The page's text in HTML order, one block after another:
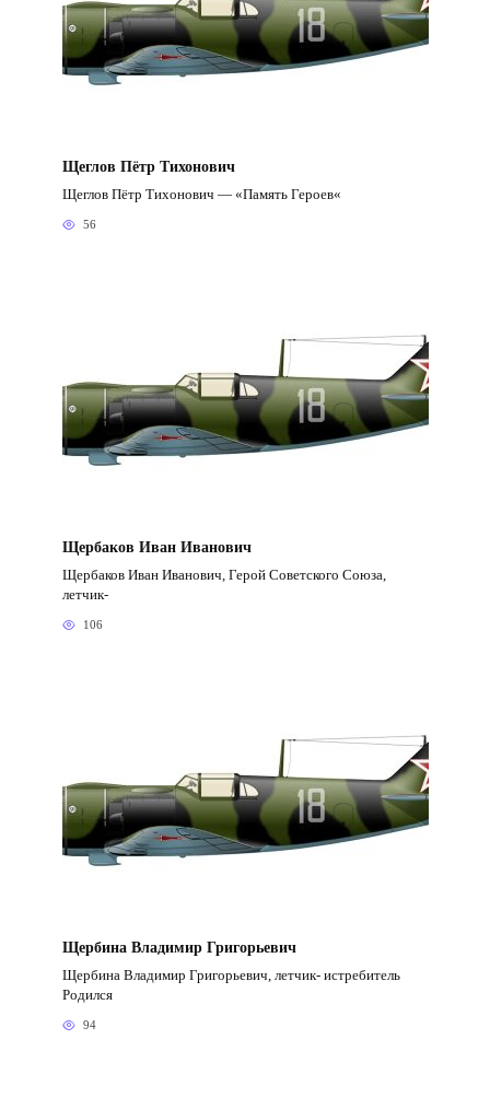
Щеглов Пётр Тихонович
Щеглов Пётр Тихонович — «Память Героев«
56
Щербаков Иван Иванович
Щербаков Иван Иванович, Герой Советского Союза,
летчик-
106
Щербина Владимир Григорьевич
Щербина Владимир Григорьевич, летчик- истребитель
Родился
94